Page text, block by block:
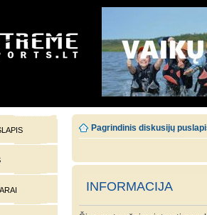
SPORTS.LT
Pagrindinis diskusijų
INFORMACIJA